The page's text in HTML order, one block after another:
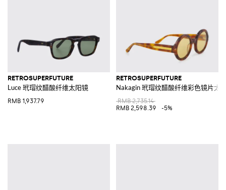
RETROSUPERFUTURE
Luce 玳瑁纹醋酸纤维太阳镜
RMB 1,937.79
RETROSUPERFUTURE
Nakagin 玳瑁纹醋酸纤维彩色镜片太
RMB 2,735.14
RMB 2,598.39
-5%